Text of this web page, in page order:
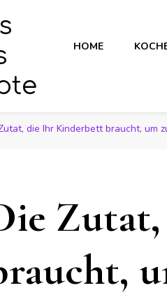
HOME
die Ihr Kinderbett braucht, um